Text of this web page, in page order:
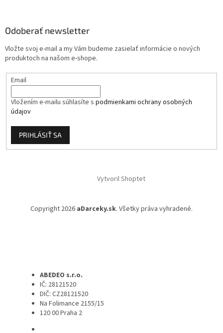
Odoberať newsletter
Vložte svoj e-mail a my Vám budeme zasielať informácie o nových
produktoch na našom e-shope.
Email
Vložením e-mailu súhlasíte s podmienkami ochrany osobných
údajov
PRIHLÁSIŤ SA
Vytvoril Shoptet
Copyright 2026 aDarceky.sk. Všetky práva vyhradené.
ABEDEO s.r.o.
IČ: 28121520
DIČ: CZ28121520
Na Folimance 2155/15
120 00 Praha 2